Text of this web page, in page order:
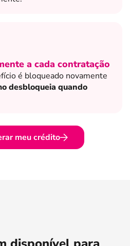
a cada contratação
é bloqueado novamente
desbloqueia quando
meu crédito